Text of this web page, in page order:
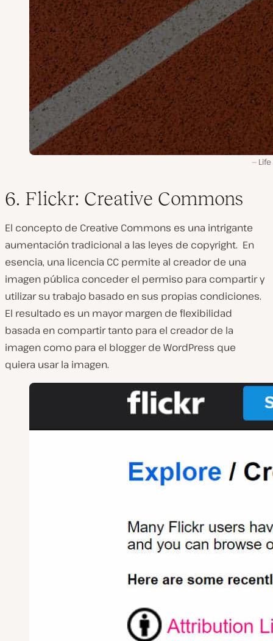
6. Flickr: Creative Commons
El concepto de Creative Commons es una intrigante
aumentación tradicional a las leyes de copyright. En
esencia, una licencia CC permite al creador de una
imagen pública conceder el permiso para compartir y
utilizar su trabajo basado en sus propias condiciones.
El resultado es un mayor margen de flexibilidad
basada en compartir tanto para el creador de la
imagen como para el blogger de WordPress que
quiera usar la imagen.